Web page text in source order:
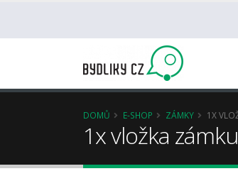
DOMŮ E-SHOP ZÁMKY 1X
1x vložka